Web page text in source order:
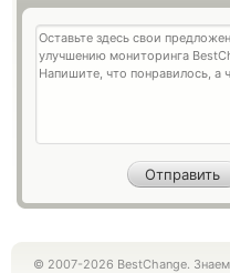
© 2007-2026 BestChange.